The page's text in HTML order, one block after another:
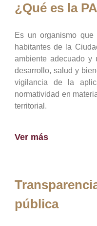
¿Qué es la
Es un organismo
habitantes de la
ambiente adecuado y
desarrollo, salud y
vigilancia de la
normatividad en
territorial.
Ver más
pública